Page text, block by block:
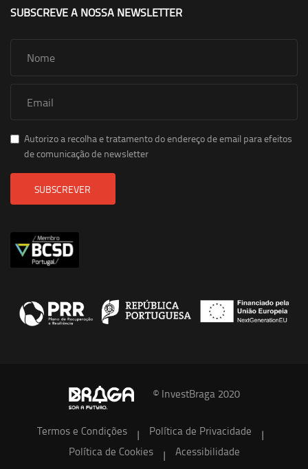
SUBSCREVE A NOSSA NEWSLETTER
Autorizo a recolha e tratamento do endereço de email para efeitos
de comunicação de newsletter
SUBSCREVER
© InvestBraga 2020
Termos e Condições | Política de Privacidade |
Política de Cookies | Acessibilidade